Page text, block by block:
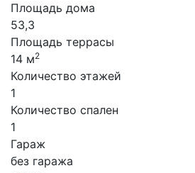
Площадь дома
53,3
Площадь террасы
14 м2
Количество этажей
1
Количество спален
1
Гараж
без гаража